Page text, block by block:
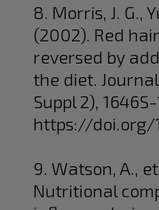
8. Morris, J. G.,
(2002). Red
reversed by
the diet.
Suppl 2), 1646S-
https://doi.org/
9. Watson, A.,
Nutritional